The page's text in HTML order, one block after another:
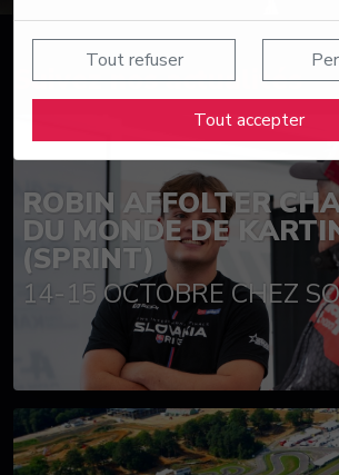
Tout refuser
Tout accepter
Suivez nos actualités
ROBIN AFFOLTER
DU MONDE DE
(SPRINT)
14-15 OCTOBRE CHEZ